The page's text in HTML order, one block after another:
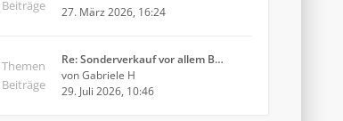
Beiträge
27. März 2026, 16:24
Themen
Beiträge
Re: Sonderverkauf vor allem B…
vonGabriele H
29. Juli 2026, 10:46